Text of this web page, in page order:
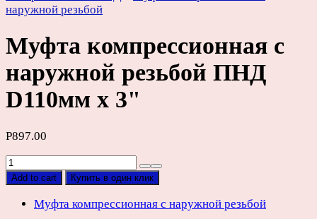
наружной резьбой
Муфта компрессионная с
наружной резьбой ПНД
D110мм х 3"
Р897.00
Муфта
компрессионная
наружной
Add to cart Купить в один клик
Муфта компрессионная с наружной резьбой